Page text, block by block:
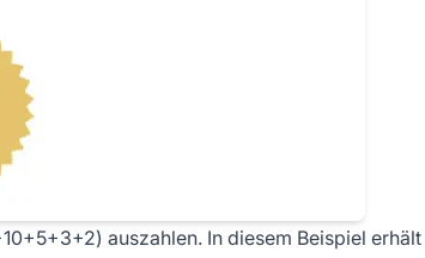
auszahlen. In diesem Beispiel